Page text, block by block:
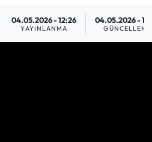
04.05.2026 - 12:26
YAYINLANMA
04.05.2026 -
GÜNCELLEME
Haberleri